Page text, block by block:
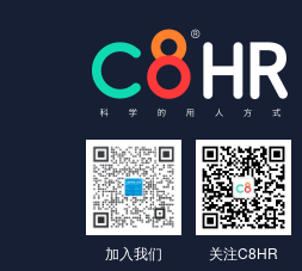
加入我们 关注C8HR